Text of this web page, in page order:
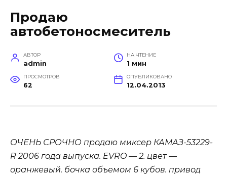
Продаю
автобетоносмеситель
АВТОР
admin
НА ЧТЕНИЕ
1 мин
ПРОСМОТРОВ
62
ОПУБЛИКОВАНО
12.04.2013
ОЧЕНЬ СРОЧНО продаю миксер КАМАЗ-53229-
R 2006 года выпуска. EVRO — 2. цвет —
оранжевый. бочка объемом 6 кубов. привод